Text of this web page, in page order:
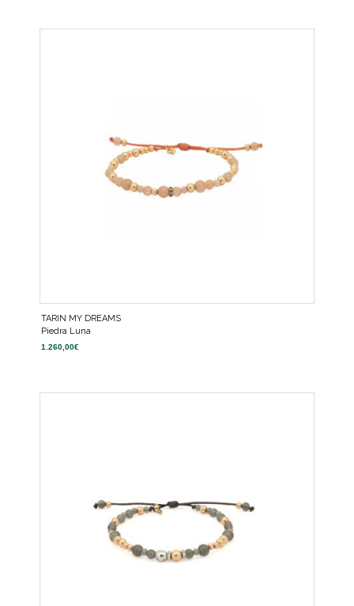
TARIN MY DREAMS
Piedra Luna
1.260,00€